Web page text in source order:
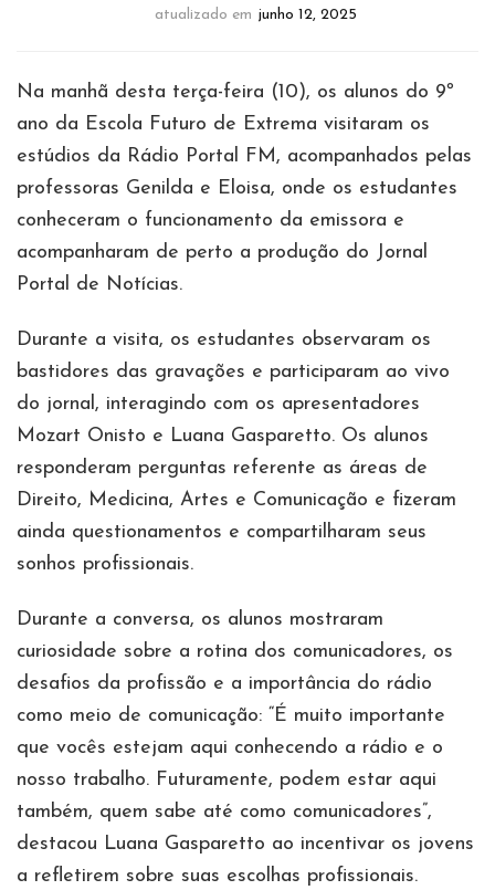
atualizado em junho 12, 2025
Na manhã desta terça-feira (10), os alunos do 9º
ano da Escola Futuro de Extrema visitaram os
estúdios da Rádio Portal FM, acompanhados pelas
professoras Genilda e Eloisa, onde os estudantes
conheceram o funcionamento da emissora e
acompanharam de perto a produção do Jornal
Portal de Notícias.
Durante a visita, os estudantes observaram os
bastidores das gravações e participaram ao vivo
do jornal, interagindo com os apresentadores
Mozart Onisto e Luana Gasparetto. Os alunos
responderam perguntas referente as áreas de
Direito, Medicina, Artes e Comunicação e fizeram
ainda questionamentos e compartilharam seus
sonhos profissionais.
Durante a conversa, os alunos mostraram
curiosidade sobre a rotina dos comunicadores, os
desafios da profissão e a importância do rádio
como meio de comunicação: “É muito importante
que vocês estejam aqui conhecendo a rádio e o
nosso trabalho. Futuramente, podem estar aqui
também, quem sabe até como comunicadores”,
destacou Luana Gasparetto ao incentivar os jovens
a refletirem sobre suas escolhas profissionais.